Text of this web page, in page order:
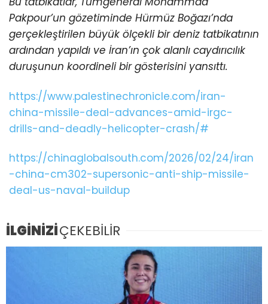
Pakpour’un gözetiminde Hürmüz Boğazı’nda
gerçekleştirilen büyük ölçekli bir deniz tatbikatının
ardından yapıldı ve İran’ın çok alanlı caydırıcılık
duruşunun koordineli bir gösterisini yansıttı.
https://www.palestinechronicle.com/iran-
china-missile-deal-advances-amid-irgc-
drills-and-deadly-helicopter-crash/#
https://chinaglobalsouth.com/2026/02/24/iran
-china-cm302-supersonic-anti-ship-missile-
deal-us-naval-buildup
İLGİNİZİÇEKEBİLİR